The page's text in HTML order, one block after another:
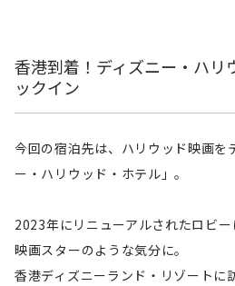
香港到着！ディズニー・ハリ
ックイン
今回の宿泊先は、ハリウッド映画を
ー・ハリウッド・ホテル」。
2023年にリニューアルされたロビ
映画スターのような気分に。
香港ディズニーランド・リゾートに